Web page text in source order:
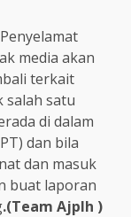
media akan
terkait
salah satu
di dalam
dan bila
dan masuk
buat laporan
.(Team Ajplh )